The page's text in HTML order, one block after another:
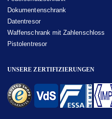
Dokumentenschrank
Datentresor
Waffenschrank mit Zahlenschloss
Pistolentresor
UNSERE ZERTIFIZIERUNGEN